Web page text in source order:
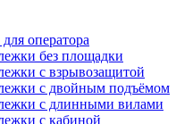
оператора
без площадки
с взрывозащитой
с двойным подъёмом
с длинными вилами
с кабиной